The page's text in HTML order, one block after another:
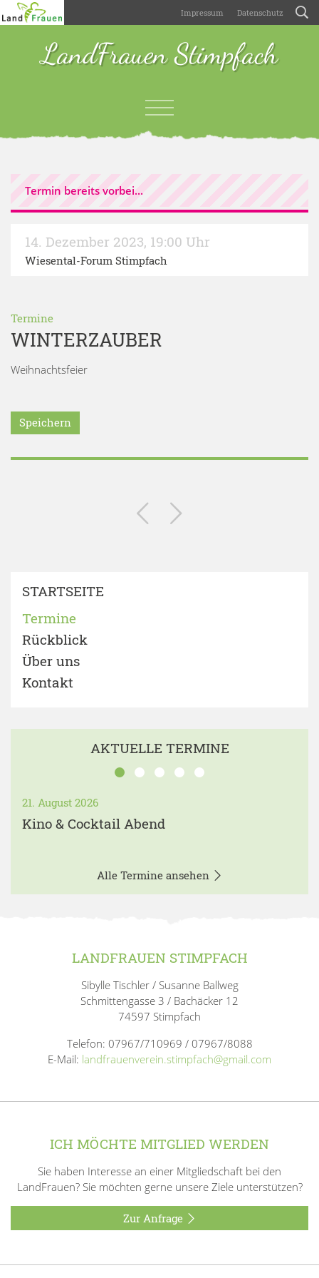
Impressum Datenschutz
LandFrauen Stimpfach
Termin bereits vorbei...
14. Dezember 2023, 19:00 Uhr
Wiesental-Forum Stimpfach
Termine
WINTERZAUBER
Weihnachtsfeier
Speichern
STARTSEITE
Termine
Rückblick
Über uns
Kontakt
AKTUELLE TERMINE
21. August 2026
Kino & Cocktail Abend
Alle Termine ansehen
LANDFRAUEN STIMPFACH
Sibylle Tischler / Susanne Ballweg
Schmittengasse 3 / Bachäcker 12
74597 Stimpfach
Telefon: 07967/710969 / 07967/8088
E-Mail: landfrauenverein.stimpfach@gmail.com
ICH MÖCHTE MITGLIED WERDEN
Sie haben Interesse an einer Mitgliedschaft bei den
LandFrauen? Sie möchten gerne unsere Ziele unterstützen?
Zur Anfrage